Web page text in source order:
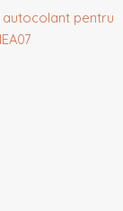
autocolant pentru